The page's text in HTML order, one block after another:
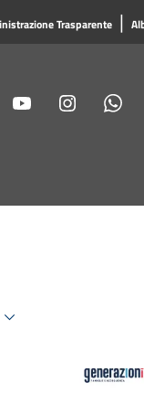
Trasparente |